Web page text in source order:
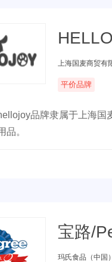
上海国麦商贸有
平价品牌
品牌隶属于上海
品。
宝路/
玛氏食品（中国